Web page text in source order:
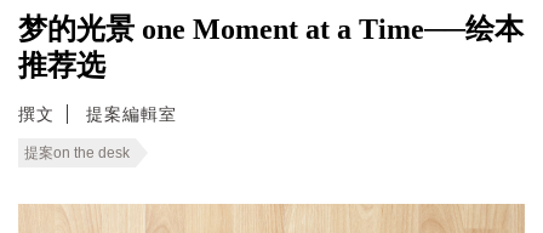
梦的光景 one Moment at a Time──绘本
推荐选
撰文 提案編輯室
提案on the desk